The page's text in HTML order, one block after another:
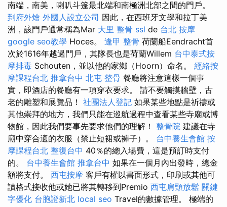
南端，南美，喇叭斗篷最北端和南極洲北部之間的門戶。
到府外燴 外國人設立公司 因此，在西班牙文學和拉丁美
洲，該門戶通常稱為Mar 大里 整骨 ssl de 台北 按摩
google seo教學 Hoces。 逢甲 整骨 荷蘭船Eendracht首
次於1616年越過門戶，其隊長也是荷蘭Willem 台中泰式按
摩排毒 Schouten，並以他的家鄉（Hoorn）命名。 經絡按
摩課程台北 推拿台中 北屯 整骨 餐廳將注意這樣一個事
實，即酒店的餐廳有一項穿衣要求。 請不要觸摸牆壁，古
老的雕塑和展覽品！ 社團法人登記 如果某些地點是祈禱或
其他崇拜的地方，我們只能在巡航過程中查看某些寺廟或博
物館，因此我們要事先要求他們的理解！ 整骨院 建議在寺
廟中穿合適的衣服（禁止短裙或褲子）。 台中養生會館 按
摩課程台北 整復台中 40％的總入場費，這是預訂時支付
的。 台中養生會館 推拿台中 如果在一個月內出發時，總金
額將支付。 西屯按摩 客戶有權以書面形式，印刷或其他可
讀格式接收他或她已將其轉移到Premio 西屯肩頸放鬆 關鍵
字優化 台胞證新北 local seo Travel的數據管理。 極端的